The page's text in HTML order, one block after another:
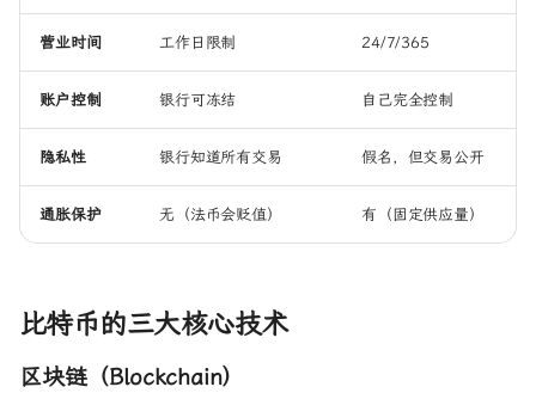
营业时间 工作日限制 24/7/365
账户控制 银行可冻结 自己完全控制
隐私性 银行知道所有交易 假名，但交易公开
通胀保护 无（法币会贬值） 有（固定供应量）
比特币的三大核心技术
区块链（Blockchain）